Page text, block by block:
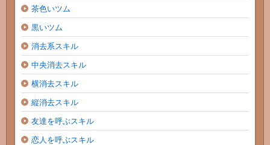
茶色いツム
黒いツム
消去系スキル
中央消去スキル
横消去スキル
縦消去スキル
友達を呼ぶスキル
恋人を呼ぶスキル